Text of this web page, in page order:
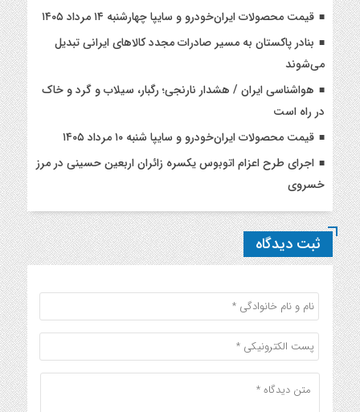
قیمت محصولات ایران‌خودرو و سایپا چهارشنبه ۱۴ مرداد ۱۴۰۵
بنادر پاکستان به مسیر صادرات مجدد کالاهای ایرانی تبدیل
می‌شوند
هواشناسی ایران / هشدار نارنجی؛ رگبار، سیلاب و گرد و خاک
در راه است
قیمت محصولات ایران‌خودرو و سایپا شنبه ۱۰ مرداد ۱۴۰۵
اجرای طرح اعزام اتوبوس یکسره زائران اربعین حسینی در مرز
خسروی
ثبت دیدگاه